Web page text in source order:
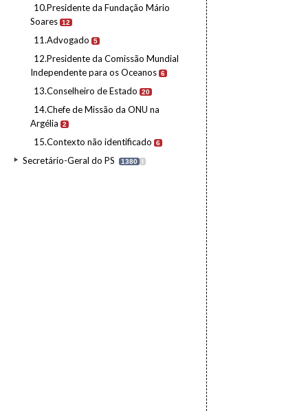
10.Presidente da Fundação Mário
Soares 12
11.Advogado 5
12.Presidente da Comissão Mundial
Independente para os Oceanos 6
13.Conselheiro de Estado 20
14.Chefe de Missão da ONU na
Argélia
2
15.Contexto não identificado 6
Secretário-Geral do PS 1380 I